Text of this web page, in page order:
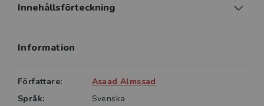
Innehållsförteckning
Information
Författare:
Asaad Almssad
Språk:
Svenska